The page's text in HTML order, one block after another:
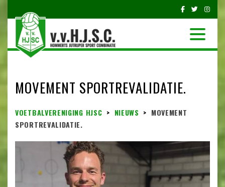
MOVEMENT SPORTREVALIDATIE.
VOETBALVERENIGING HJSC > NIEUWS > MOVEMENT
SPORTREVALIDATIE.